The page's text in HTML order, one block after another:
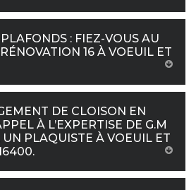
: FIEZ-VOUS AU
16 À VOEUIL ET
DE CLOISON EN
À L’EXPERTISE DE G.M
UN PLAQUISTE À VOEUIL ET